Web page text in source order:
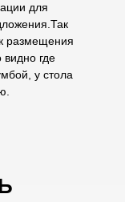
для
размещения
видно где
у стола